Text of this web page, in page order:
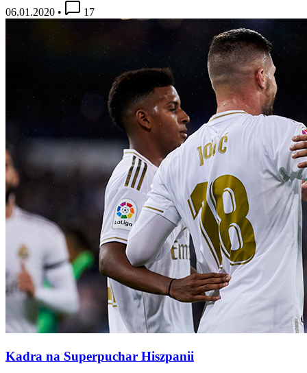
06.01.2020 • 17
Kadra na Superpuchar Hiszpanii